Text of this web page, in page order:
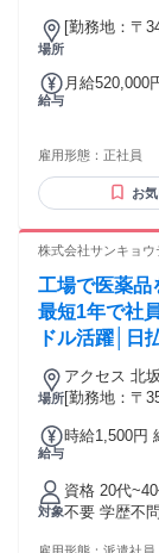
場所
[勤務地：〒
給与
月給520,000
月給520000円
雇用形態： 正社員
お
株式会社サンキョウ
工場で医薬品
最短1年で社
ドル活躍│日
場所
アクセス 北
車,徒歩,自転
[勤務地：〒
給与
時給1,500円
対象
資格 20代
不要 学歴不